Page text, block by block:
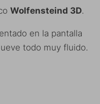
Wolfensteind 3D.
en la pantalla
todo muy fluido.